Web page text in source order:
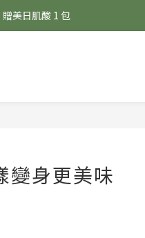
白最低 $373 起
美日肌酸 1 包
變身更美味